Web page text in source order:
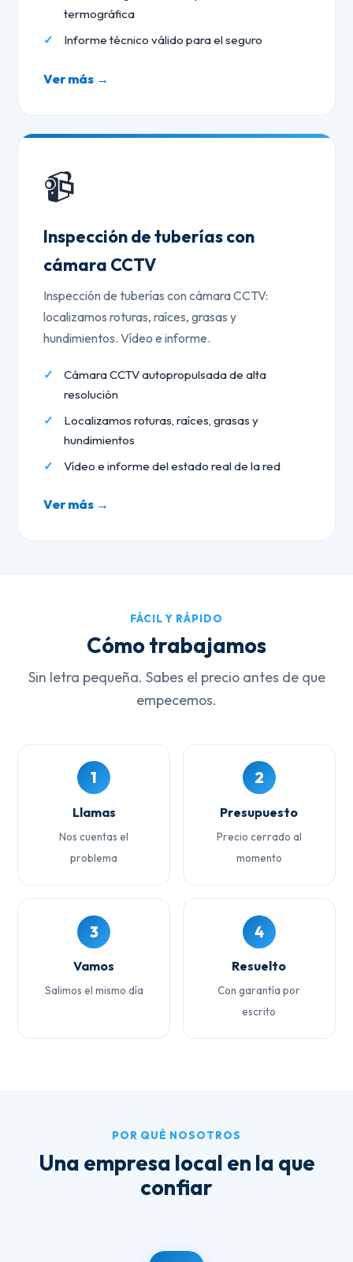
termográfica
Informe técnico válido para el seguro
Ver más →
📹
Inspección de tuberías con
cámara CCTV
Inspección de tuberías con cámara CCTV:
localizamos roturas, raíces, grasas y
hundimientos. Vídeo e informe.
Cámara CCTV autopropulsada de alta
resolución
Localizamos roturas, raíces, grasas y
hundimientos
Vídeo e informe del estado real de la red
Ver más →
FÁCIL Y RÁPIDO
Cómo trabajamos
Sin letra pequeña. Sabes el precio antes de que
empecemos.
1
Llamas
Nos cuentas el
problema
2
Presupuesto
Precio cerrado al
momento
3
Vamos
Salimos el mismo día
4
Resuelto
Con garantía por
escrito
POR QUÉ NOSOTROS
Una empresa local en la que
confiar